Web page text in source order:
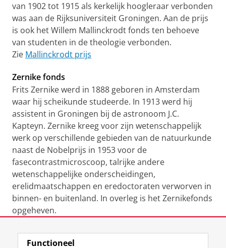
van 1902 tot 1915 als kerkelijk hoogleraar verbonden
was aan de Rijksuniversiteit Groningen. Aan de prijs
is ook het Willem Mallinckrodt fonds ten behoeve
van studenten in de theologie verbonden.
Zie Mallinckrodt prijs
Zernike fonds
Frits Zernike werd in 1888 geboren in Amsterdam
waar hij scheikunde studeerde. In 1913 werd hij
assistent in Groningen bij de astronoom J.C.
Kapteyn. Zernike kreeg voor zijn wetenschappelijk
werk op verschillende gebieden van de natuurkunde
naast de Nobelprijs in 1953 voor de
fasecontrastmicroscoop, talrijke andere
wetenschappelijke onderscheidingen,
erelidmaatschappen en eredoctoraten verworven in
binnen- en buitenland. In overleg is het Zernikefonds
opgeheven.
Laatst gewijzigd: 01 juni 2026 15:29
Functioneel